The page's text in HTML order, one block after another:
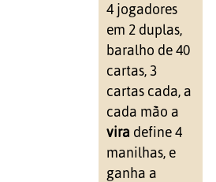
4 jogadores
em 2 duplas,
baralho de 40
cartas, 3
cartas cada, a
cada mão a
vira define 4
manilhas, e
ganha a